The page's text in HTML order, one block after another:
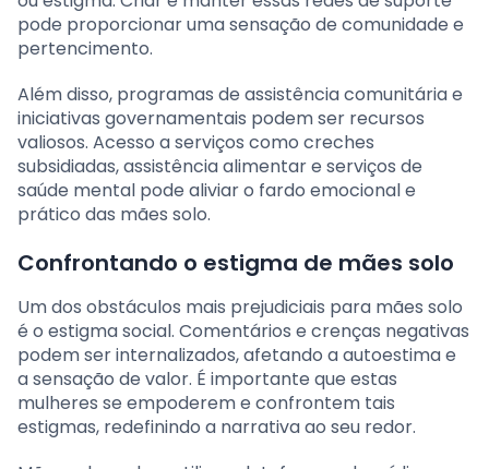
pode proporcionar uma sensação de comunidade e
pertencimento.
Além disso, programas de assistência comunitária e
iniciativas governamentais podem ser recursos
valiosos. Acesso a serviços como creches
subsidiadas, assistência alimentar e serviços de
saúde mental pode aliviar o fardo emocional e
prático das mães solo.
Confrontando o estigma de mães solo
Um dos obstáculos mais prejudiciais para mães solo
é o estigma social. Comentários e crenças negativas
podem ser internalizados, afetando a autoestima e
a sensação de valor. É importante que estas
mulheres se empoderem e confrontem tais
estigmas, redefinindo a narrativa ao seu redor.